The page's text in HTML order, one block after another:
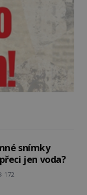
snímky
jen voda?
172